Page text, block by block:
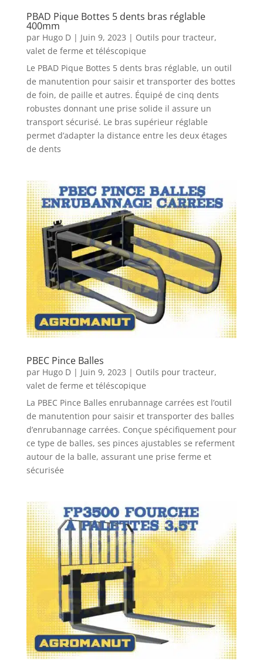
PBAD Pique Bottes 5 dents bras réglable
400mm
par Hugo D| Juin 9, 2023 | Outils pour tracteur,
valet de ferme et téléscopique
Le PBAD Pique Bottes 5 dents bras réglable, un outil
de manutention pour saisir et transporter des bottes
de foin, de paille et autres. Équipé de cinq dents
robustes donnant une prise solide il assure un
transport sécurisé. Le bras supérieur réglable
permet d’adapter la distance entre les deux étages
de dents
PBEC Pince Balles
par Hugo D| Juin 9, 2023 | Outils pour tracteur,
valet de ferme et téléscopique
La PBEC Pince Balles enrubannage carrées est l’outil
de manutention pour saisir et transporter des balles
d’enrubannage carrées. Conçue spécifiquement pour
ce type de balles, ses pinces ajustables se referment
autour de la balle, assurant une prise ferme et
sécurisée